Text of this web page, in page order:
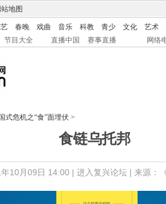
站地图
春晚 戏曲 音乐 科教 青少 文化
艺术
节目大全 直播中国 赛事直播 网络
式危机之“食”面埋伏 >
食链乌托邦
10月09日 14:00 | 进入复兴论坛| 来源：